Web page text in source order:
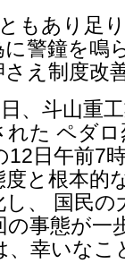
もあり足
に警鐘を鳴
さえ制度改
、斗山重
れた ペダ
12日午前7
度と根本的
し、 国民
の事態が一
、幸いな